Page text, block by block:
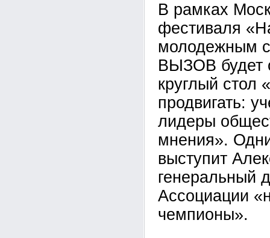
В рамках
фестиваля
молодежным
ВЫЗОВ будет
круглый стол
продвигать:
лидеры
мнения».
выступит
генеральный
Ассоциации
чемпионы».